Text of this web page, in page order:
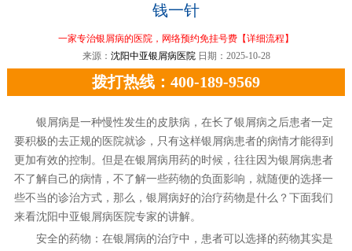
钱一针
一家专治银屑病的医院，网络预约免挂号费 【详细流程】
来源： 沈阳中亚银屑病医院 日期：2025-10-28
拨打热线：400-189-9569
银屑病是一种慢性发生的皮肤病，在长了银屑病之后患者一定
要积极的去正规的医院就诊，只有这样银屑病患者的病情才能得到
更加有效的控制。但是在银屑病用药的时候，往往因为银屑病患者
不了解自己的病情，不了解一些药物的负面影响，就随便的选择一
些不当的诊治方式，那么，银屑病好的治疗药物是什么？下面我们
来看沈阳中亚银屑病医院专家的讲解。
安全的药物：在银屑病的治疗中，患者可以选择的药物其实是